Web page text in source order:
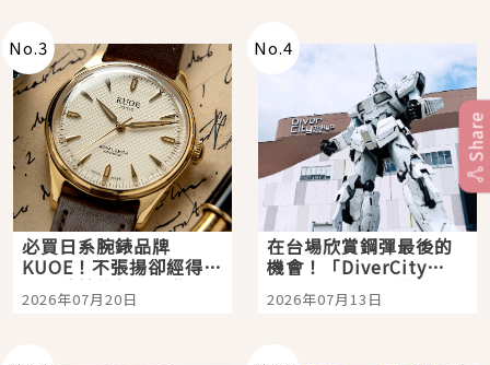
No.3
必買日系腕錶品牌
KUOE！不張揚卻經得起
時間洗鍊的經典之作五
選
2026年07月20日
No.4
在台場欣賞鋼彈最後的
機會！「DiverCity
Tokyo Plaza」搭船、
購物、美食及夜景，一
2026年07月13日
Share